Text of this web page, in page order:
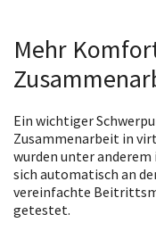
Mehr
Ein wichtiger
Zusammenarbeit in
wurden unter
sich automatisch an
vereinfachte
getestet.